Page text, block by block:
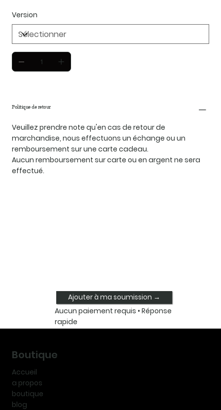
Version
Politique de retour
Veuillez prendre note qu'en cas de retour de
marchandise, nous effectuons un échange ou un
remboursement sur une carte cadeau.
Aucun remboursement sur carte ou en argent ne sera
effectué.
Ajouter à ma soumission →
Aucun paiement requis • Réponse
rapide
Boutique
Accueil
a propos
boutique
blog